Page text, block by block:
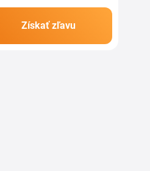
Získať zľavu